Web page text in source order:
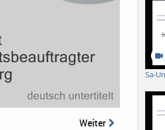
Weiter
Sa-